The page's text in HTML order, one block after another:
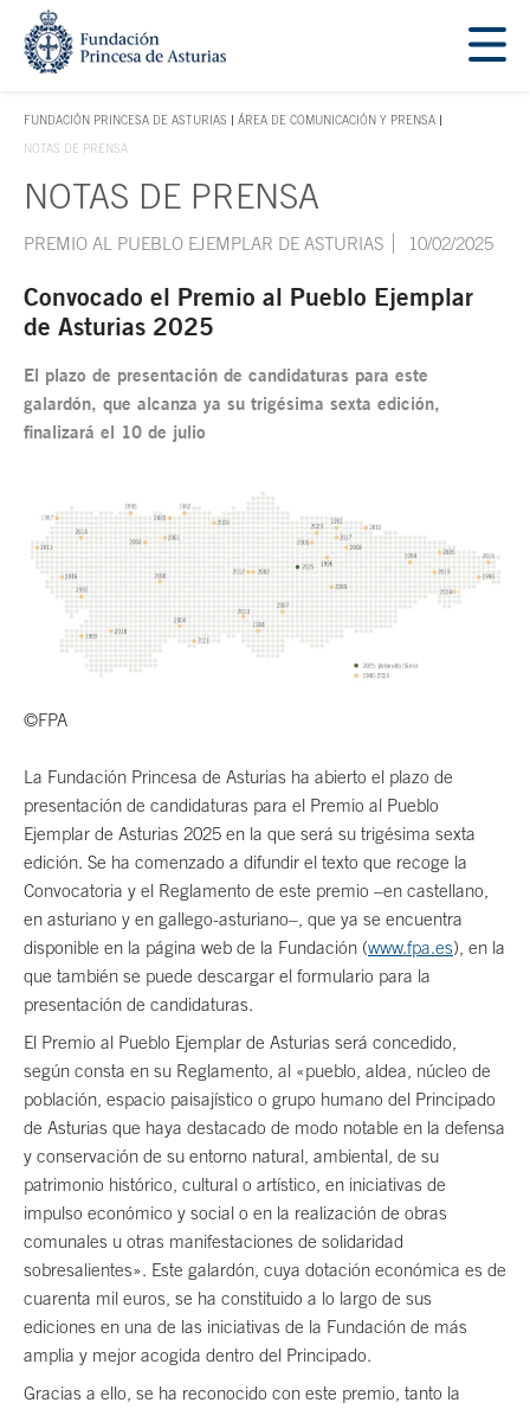
Saltar navegación. Ir directamente al contenido principal
FUNDACIÓN PRINCESA DE ASTURIAS
TECLA DE ACCESO 1
ÁREA DE COMUNICACIÓN Y PRENSA
NOTAS DE PRENSA
Contenido principal
NOTAS DE PRENSA
PREMIO AL PUEBLO EJEMPLAR DE ASTURIAS 10/02/2025
Convocado el Premio al Pueblo Ejemplar
de Asturias 2025
El plazo de presentación de candidaturas para este
galardón, que alcanza ya su trigésima sexta edición,
finalizará el 10 de julio
©FPA
La Fundación Princesa de Asturias ha abierto el plazo de
presentación de candidaturas para el Premio al Pueblo
Ejemplar de Asturias 2025 en la que será su trigésima sexta
edición. Se ha comenzado a difundir el texto que recoge la
Convocatoria y el Reglamento de este premio –en castellano,
en asturiano y en gallego-asturiano–, que ya se encuentra
disponible en la página web de la Fundación (www.fpa.es), en la
que también se puede descargar el formulario para la
presentación de candidaturas.
El Premio al Pueblo Ejemplar de Asturias será concedido,
según consta en su Reglamento, al «pueblo, aldea, núcleo de
población, espacio paisajístico o grupo humano del Principado
de Asturias que haya destacado de modo notable en la defensa
y conservación de su entorno natural, ambiental, de su
patrimonio histórico, cultural o artístico, en iniciativas de
impulso económico y social o en la realización de obras
comunales u otras manifestaciones de solidaridad
sobresalientes». Este galardón, cuya dotación económica es de
cuarenta mil euros, se ha constituido a lo largo de sus
ediciones en una de las iniciativas de la Fundación de más
amplia y mejor acogida dentro del Principado.
Gracias a ello, se ha reconocido con este premio, tanto la